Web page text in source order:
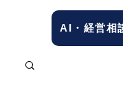
AI・経営相